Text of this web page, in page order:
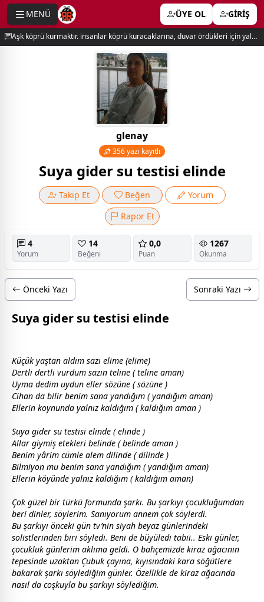
MENÜ ÜYE OL GİRİŞ
Aşk köprü kurmaktır. insanlar köprü kuracaklarına, duvar ördükleri için yalnız kalırlar. newton
glenay
356 yazı kayıtlı
Suya gider su testisi elinde
Takip Et Beğen
Yorum
Rapor Et
4
Yorum
14
Beğeni
0,0
Puan
1267
Okunma
Önceki Yazı Sonraki Yazı
Suya gider su testisi elinde
Küçük yaştan aldım sazı elime (elime)
Dertli dertli vurdum sazın teline ( teline aman)
Uyma dedim uydun eller sözüne ( sözüne )
Cihan da bilir benim sana yandığım ( yandığım aman)
Ellerin koynunda yalnız kaldığım ( kaldığım aman )
Suya gider su testisi elinde ( elinde )
Allar giymiş etekleri belinde ( belinde aman )
Benim yârim cümle alem dilinde ( dilinde )
Bilmiyon mu benim sana yandığım ( yandığım aman)
Ellerin köyünde yalnız kaldığım ( kaldığım aman)
Çok güzel bir türkü formunda şarkı. Bu şarkıyı çocukluğumdan
beri dinler, söylerim. Sanıyorum annem çok söylerdi.
Bu şarkıyı önceki gün tv’nin siyah beyaz günlerindeki
solistlerinden biri söyledi. Beni de büyüledi tabii.. Eski günler,
çocukluk günlerim aklıma geldi. O bahçemizde kiraz ağacının
tepesinde uzaktan Çubuk çayına, kıyısındaki kara söğütlere
bakarak şarkı söylediğim günler. Özellikle de kiraz ağacında
nasıl da coşkuyla bu şarkıyı söylediğim.
menu